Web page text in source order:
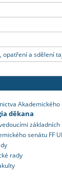
opatření a sdělení
Akademického
děkana
základních
senátu FF
rady